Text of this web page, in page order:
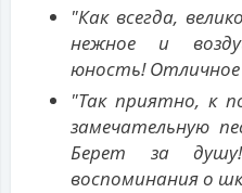
"Как всегда,
нежное и
юность! Отличное
"Так приятно, к
замечательную
Берет за
воспоминания о